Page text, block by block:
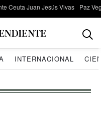
Ceuta Juan Jesús Vivas Paz
INTERNACIONAL